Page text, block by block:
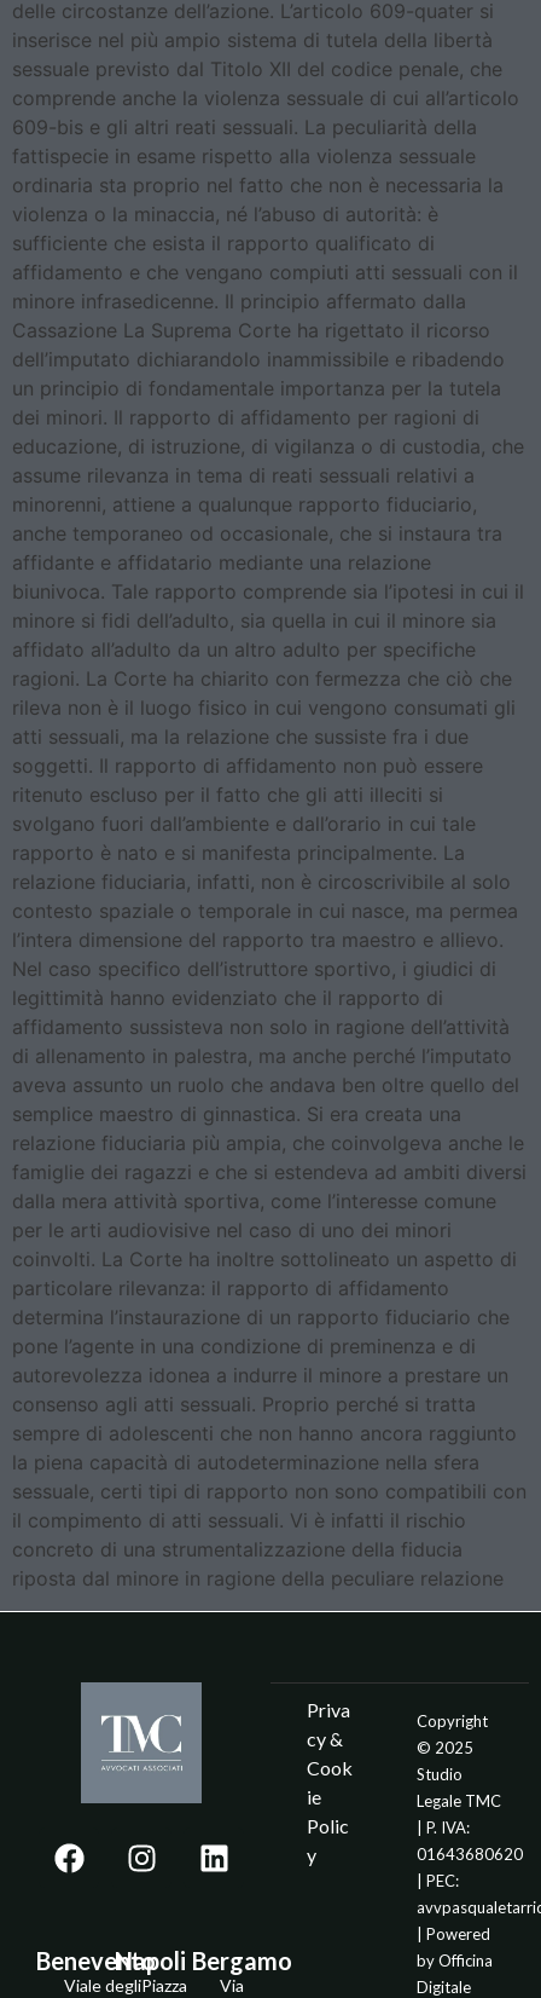
delle circostanze dell’azione. L’articolo 609-quater si
inserisce nel più ampio sistema di tutela della libertà
sessuale previsto dal Titolo XII del codice penale, che
comprende anche la violenza sessuale di cui all’articolo
609-bis e gli altri reati sessuali. La peculiarità della
fattispecie in esame rispetto alla violenza sessuale
ordinaria sta proprio nel fatto che non è necessaria la
violenza o la minaccia, né l’abuso di autorità: è
sufficiente che esista il rapporto qualificato di
affidamento e che vengano compiuti atti sessuali con il
minore infrasedicenne. Il principio affermato dalla
Cassazione La Suprema Corte ha rigettato il ricorso
dell’imputato dichiarandolo inammissibile e ribadendo
un principio di fondamentale importanza per la tutela
dei minori. Il rapporto di affidamento per ragioni di
educazione, di istruzione, di vigilanza o di custodia, che
assume rilevanza in tema di reati sessuali relativi a
minorenni, attiene a qualunque rapporto fiduciario,
anche temporaneo od occasionale, che si instaura tra
affidante e affidatario mediante una relazione
biunivoca. Tale rapporto comprende sia l’ipotesi in cui il
minore si fidi dell’adulto, sia quella in cui il minore sia
affidato all’adulto da un altro adulto per specifiche
ragioni. La Corte ha chiarito con fermezza che ciò che
rileva non è il luogo fisico in cui vengono consumati gli
atti sessuali, ma la relazione che sussiste fra i due
soggetti. Il rapporto di affidamento non può essere
ritenuto escluso per il fatto che gli atti illeciti si
svolgano fuori dall’ambiente e dall’orario in cui tale
rapporto è nato e si manifesta principalmente. La
relazione fiduciaria, infatti, non è circoscrivibile al solo
contesto spaziale o temporale in cui nasce, ma permea
l’intera dimensione del rapporto tra maestro e allievo.
Nel caso specifico dell’istruttore sportivo, i giudici di
legittimità hanno evidenziato che il rapporto di
affidamento sussisteva non solo in ragione dell’attività
di allenamento in palestra, ma anche perché l’imputato
aveva assunto un ruolo che andava ben oltre quello del
semplice maestro di ginnastica. Si era creata una
relazione fiduciaria più ampia, che coinvolgeva anche le
famiglie dei ragazzi e che si estendeva ad ambiti diversi
dalla mera attività sportiva, come l’interesse comune
per le arti audiovisive nel caso di uno dei minori
coinvolti. La Corte ha inoltre sottolineato un aspetto di
particolare rilevanza: il rapporto di affidamento
determina l’instaurazione di un rapporto fiduciario che
pone l’agente in una condizione di preminenza e di
autorevolezza idonea a indurre il minore a prestare un
consenso agli atti sessuali. Proprio perché si tratta
sempre di adolescenti che non hanno ancora raggiunto
la piena capacità di autodeterminazione nella sfera
sessuale, certi tipi di rapporto non sono compatibili con
il compimento di atti sessuali. Vi è infatti il rischio
concreto di una strumentalizzazione della fiducia
riposta dal minore in ragione della peculiare relazione
Benevento
Viale degli
Napoli
Piazza
Bergamo
Via
Priva
cy &
Cook
ie
Polic
y
Copyright
© 2025
Studio
Legale TMC
| P. IVA:
01643680620
| PEC:
| Powered
byOfficina
Digitale